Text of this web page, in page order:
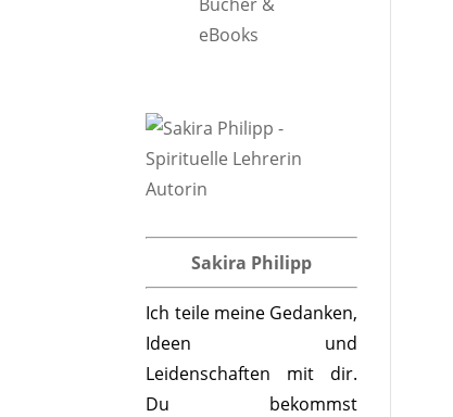
Sakira Philipp
Ich teile meine Gedanken,
Ideen und
Leidenschaften mit dir.
Du bekommst